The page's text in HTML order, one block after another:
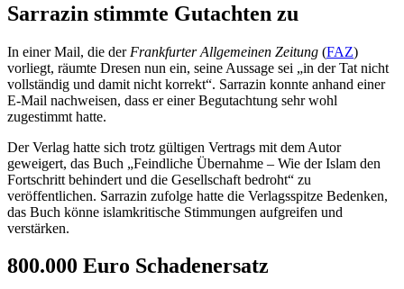
Sarrazin stimmte Gutachten zu
In einer Mail, die der Frankfurter Allgemeinen Zeitung (FAZ)
vorliegt, räumte Dresen nun ein, seine Aussage sei „in der Tat nicht
vollständig und damit nicht korrekt“. Sarrazin konnte anhand einer
E-Mail nachweisen, dass er einer Begutachtung sehr wohl
zugestimmt hatte.
Der Verlag hatte sich trotz gültigen Vertrags mit dem Autor
geweigert, das Buch „Feindliche Übernahme – Wie der Islam den
Fortschritt behindert und die Gesellschaft bedroht“ zu
veröffentlichen. Sarrazin zufolge hatte die Verlagsspitze Bedenken,
das Buch könne islamkritische Stimmungen aufgreifen und
verstärken.
800.000 Euro Schadenersatz